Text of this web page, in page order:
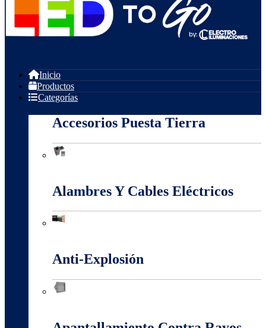
Inicio
Productos
Categorías
Accesorios Puesta Tierra
Alambres Y Cables Eléctricos
Anti-Explosión